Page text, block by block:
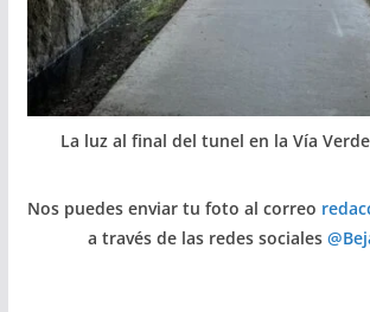
La luz al final del tunel en la Vía
Nos puedes enviar tu foto al correo
a través de las redes sociales